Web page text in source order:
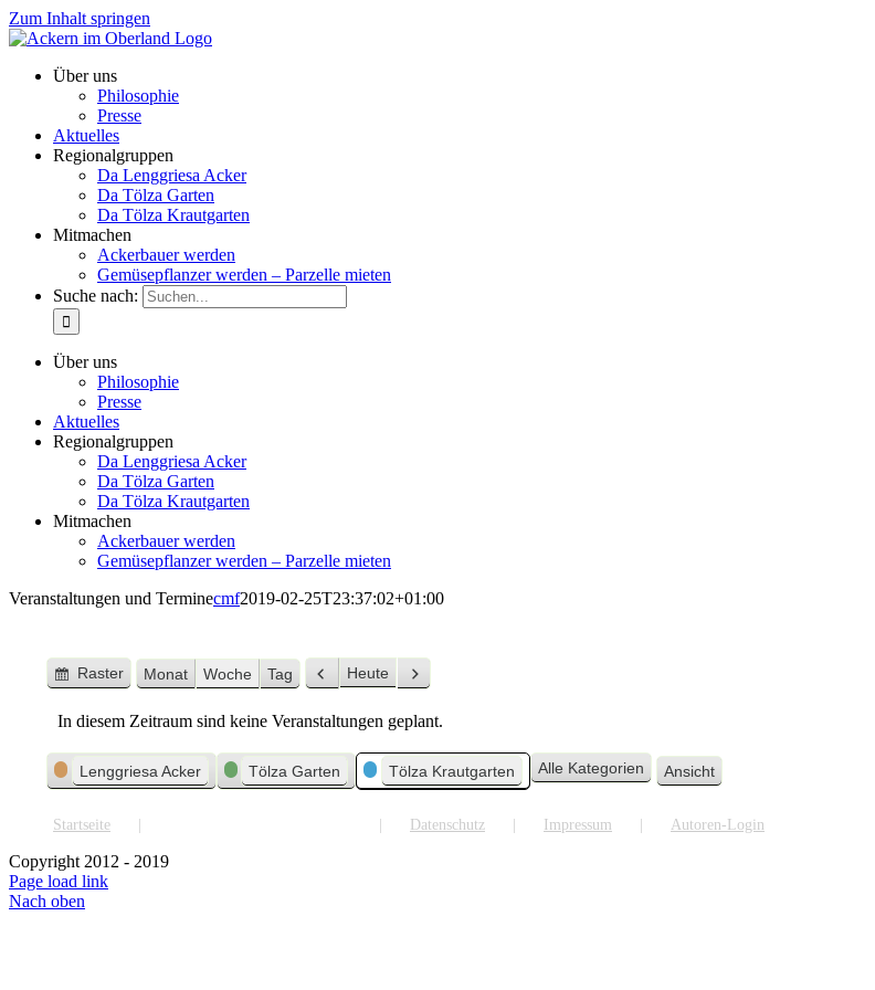
Zum Inhalt springen
Über uns
Philosophie
Presse
Aktuelles
Regionalgruppen
Da Lenggriesa Acker
Da Tölza Garten
Da Tölza Krautgarten
Mitmachen
Ackerbauer werden
Gemüsepflanzer werden – Parzelle mieten
Suche nach:
Über uns
Philosophie
Presse
Aktuelles
Regionalgruppen
Da Lenggriesa Acker
Da Tölza Garten
Da Tölza Krautgarten
Mitmachen
Ackerbauer werden
Gemüsepflanzer werden – Parzelle mieten
Veranstaltungen und Terminecmf2019-02-25T23:37:02+01:00
Anzeigen
Raster Monat Woche Tag Zurück
Heute Weiter
In diesem Zeitraum sind keine Veranstaltungen geplant.
Kategorien
Lenggriesa Acker Tölza Garten Tölza Krautgarten Alle Kategorien Ansicht
Startseite Datenschutz Impressum Autoren-Login
Copyright 2012 - 2019
Page load link
Nach oben